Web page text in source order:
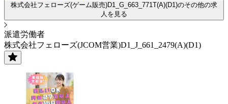
株式会社フェローズ(ゲーム販売)D1_G_663_771T(A)(D1)のその他の求
人を見る
派遣労働者
株式会社フェローズ(JCOM営業)D1_J_661_2479(A)(D1)